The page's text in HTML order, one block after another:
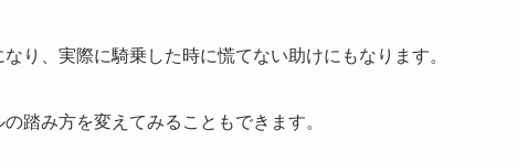
り、実際に騎乗した時に慌てない助けにもなります。
踏み方を変えてみることもできます。